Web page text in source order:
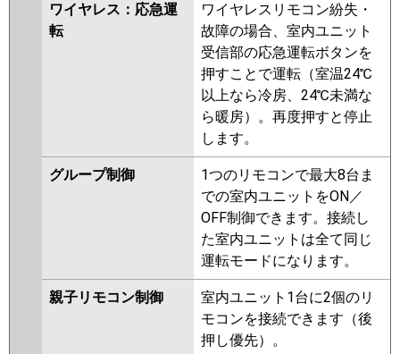
ワイヤレス：応急運
転
ワイヤレスリモコン紛失・
故障の場合、室内ユニット
受信部の応急運転ボタンを
押すことで運転（室温24℃
以上なら冷房、24℃未満な
ら暖房）。再度押すと停止
します。
グループ制御
1つのリモコンで最大8台ま
での室内ユニットをON／
OFF制御できます。接続し
た室内ユニットは全て同じ
運転モードになります。
親子リモコン制御
室内ユニット1台に2個のリ
モコンを接続できます（後
押し優先）。